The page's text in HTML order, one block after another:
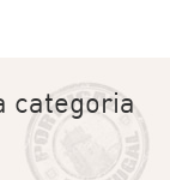
categoria